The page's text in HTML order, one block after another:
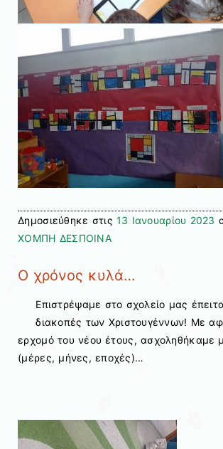
Δημοσιεύθηκε στις 13 Ιανουαρίου 2023
ΧΟΜΠΗ ΔΕΣΠΟΙΝΑ
Ο χρόνος κυλά…
Επιστρέψαμε στο σχολείο μας
διακοπές των Χριστουγέννων! Με
ερχομό του νέου έτους, ασχοληθήκαμε
(μέρες, μήνες, εποχές)…